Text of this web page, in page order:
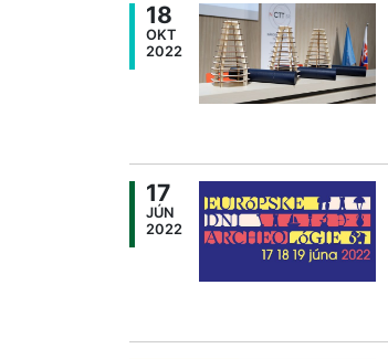
18
OKT
2022
17
JÚN
2022